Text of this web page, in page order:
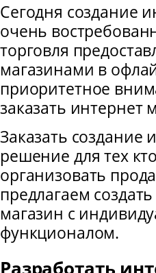
Сегодня создание
очень
торговля
магазинами в
приоритетное
заказать интернет
Заказать создание
решение для тех
организовать
предлагаем
магазин с
функционалом.